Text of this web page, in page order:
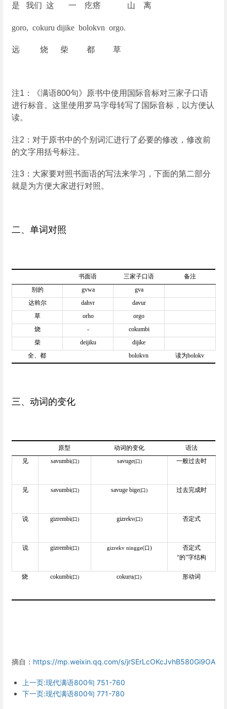
是 我们 这 一 疙瘩 山 离
goro, cokuru dijike bolokvn orgo.
远 烧 柴 都 草
注1 ：《满语800句》原书中使用国际音标对三家子口语
进行标音。这里使用罗马字母转写了国际音标，以方便认
读。
注2 ：对于原书中的个别词汇进行了必要的修改，修改前
的文字用括号标注。
注3 ：大家要对照书面语的写法来学习，下面的第二部分
就是为方便大家进行对照。
二、单词对照
书面语 三家子口语
备注
别的
gvwa
gva
达斡尔
dahvr
davur
草
orho
orgo
烧
-
cokumbi
柴
deijiku
dijike
全、都
bolokvn 读为bolokv
三、动词的变化
原型 动词的变化
语法
见
savumbi(口) savuge(口) 一般过去时
见 savumbi(口) savuge bige(口) 过去完成时
说 gizrembi(口) gizrekv(口) 否定式
说 gizrembi(口) gizrekv ningge(口)
否定式
“的”字结构
烧 cokumbi(口) cokuru(口) 形动词
摘自： https://mp.weixin.qq.com/s/jrSErLcOKcJvhB580Gi9OA
上一页:现代满语800句 751-760
下一页:现代满语800句 771-780